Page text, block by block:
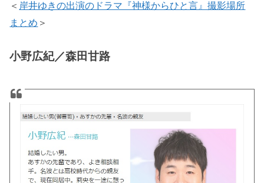
＜ 岸井ゆきの出演のドラマ『神様からひと言』撮影場所
まとめ ＞
小野広紀／森田甘路